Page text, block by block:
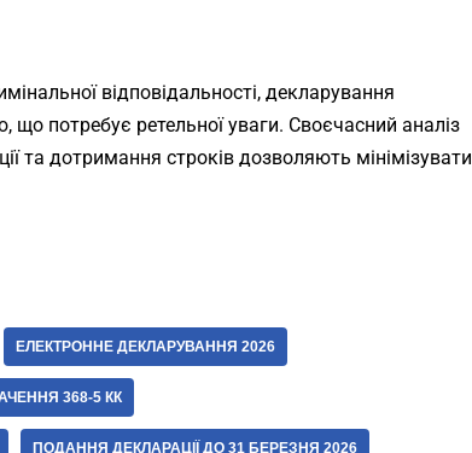
відповідальності, декларування
потребує ретельної уваги. Своєчасний аналіз
та дотримання строків дозволяють мінімізувати
ЕЛЕКТРОННЕ ДЕКЛАРУВАННЯ 2026
368-5 КК
ПОДАННЯ ДЕКЛАРАЦІЇ ДО 31 БЕРЕЗНЯ 2026